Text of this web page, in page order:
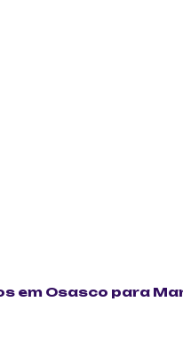
em Osasco para